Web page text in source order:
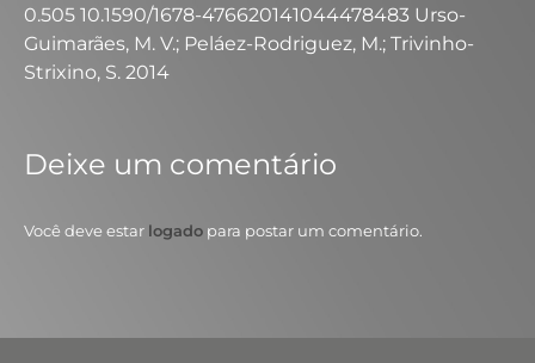
0.505 10.1590/1678-476620141044478483 Urso-
Guimarães, M. V.; Peláez-Rodriguez, M.; Trivinho-
Strixino, S. 2014
Deixe um comentário
Você deve estar logado para postar um comentário.